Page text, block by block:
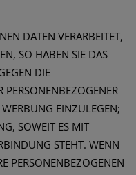
DATEN VERARBEITET,
SO HABEN SIE DAS
DIE
PERSONENBEZOGENER
EINZULEGEN;
SOWEIT ES MIT
STEHT. WENN
PERSONENBEZOGENEN